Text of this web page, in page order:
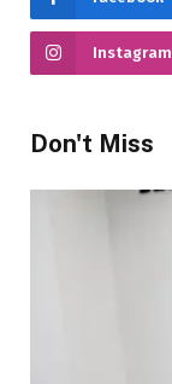
Instagram
Don't Miss